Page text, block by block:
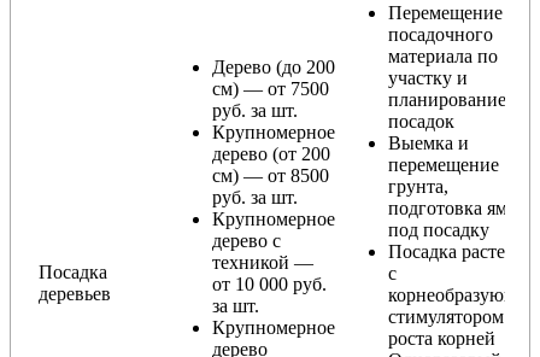
Посадка
деревьев
Дерево (до 200
см) — от 7500
руб. за шт.
Крупномерное
дерево (от 200
см) — от 8500
руб. за шт.
Крупномерное
дерево с
техникой —
от 10 000 руб.
за шт.
Крупномерное
дерево
Перемещение
посадочного
материала по
участку и
планирование
посадок
Выемка и
перемещение
грунта,
подготовка ямы
под посадку
Посадка растения
с
корнеобразующим
стимулятором
роста корней